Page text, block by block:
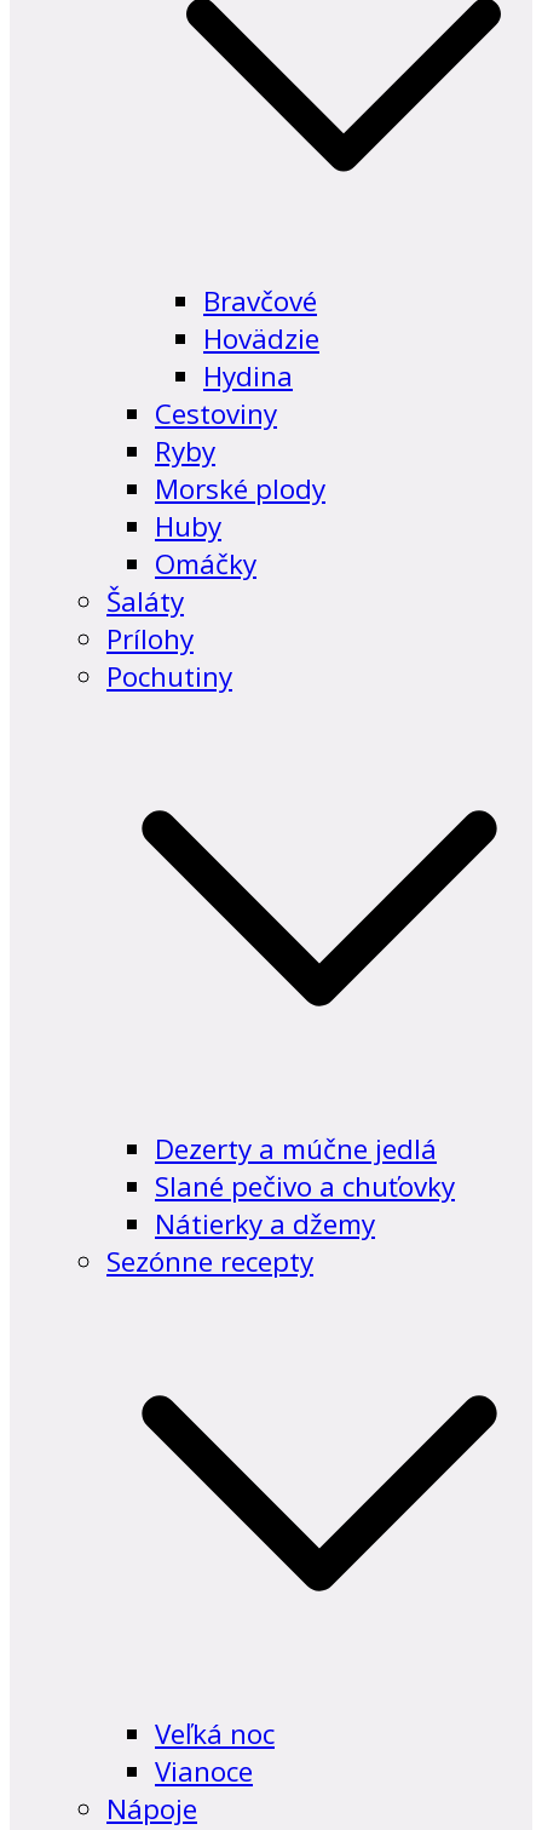
Bravčové
Hovädzie
Hydina
Cestoviny
Ryby
Morské plody
Huby
Omáčky
Šaláty
Prílohy
Pochutiny
Dezerty a múčne jedlá
Slané pečivo a chuťovky
Nátierky a džemy
Sezónne recepty
Veľká noc
Vianoce
Nápoje